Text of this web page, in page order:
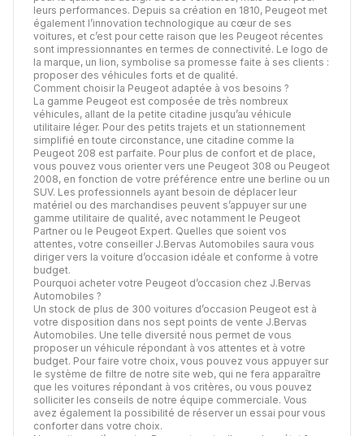
leurs performances. Depuis sa création en 1810, Peugeot met
également l’innovation technologique au cœur de ses
voitures, et c’est pour cette raison que les Peugeot récentes
sont impressionnantes en termes de connectivité. Le logo de
la marque, un lion, symbolise sa promesse faite à ses clients :
proposer des véhicules forts et de qualité.
Comment choisir la Peugeot adaptée à vos besoins ?
La gamme Peugeot est composée de très nombreux
véhicules, allant de la petite citadine jusqu’au véhicule
utilitaire léger. Pour des petits trajets et un stationnement
simplifié en toute circonstance, une citadine comme la
Peugeot 208 est parfaite. Pour plus de confort et de place,
vous pouvez vous orienter vers une Peugeot 308 ou Peugeot
2008, en fonction de votre préférence entre une berline ou un
SUV. Les professionnels ayant besoin de déplacer leur
matériel ou des marchandises peuvent s’appuyer sur une
gamme utilitaire de qualité, avec notamment le Peugeot
Partner ou le Peugeot Expert. Quelles que soient vos
attentes, votre conseiller J.Bervas Automobiles saura vous
diriger vers la voiture d’occasion idéale et conforme à votre
budget.
Pourquoi acheter votre Peugeot d’occasion chez J.Bervas
Automobiles ?
Un stock de plus de 300 voitures d’occasion Peugeot est à
votre disposition dans nos sept points de vente J.Bervas
Automobiles. Une telle diversité nous permet de vous
proposer un véhicule répondant à vos attentes et à votre
budget. Pour faire votre choix, vous pouvez vous appuyer sur
le système de filtre de notre site web, qui ne fera apparaître
que les voitures répondant à vos critères, ou vous pouvez
solliciter les conseils de notre équipe commerciale. Vous
avez également la possibilité de réserver un essai pour vous
conforter dans votre choix.